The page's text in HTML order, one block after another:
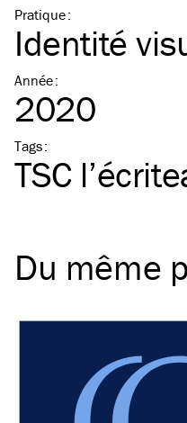
Pratique:
Identité
Année:
2020
Tags:
TSC
Du même